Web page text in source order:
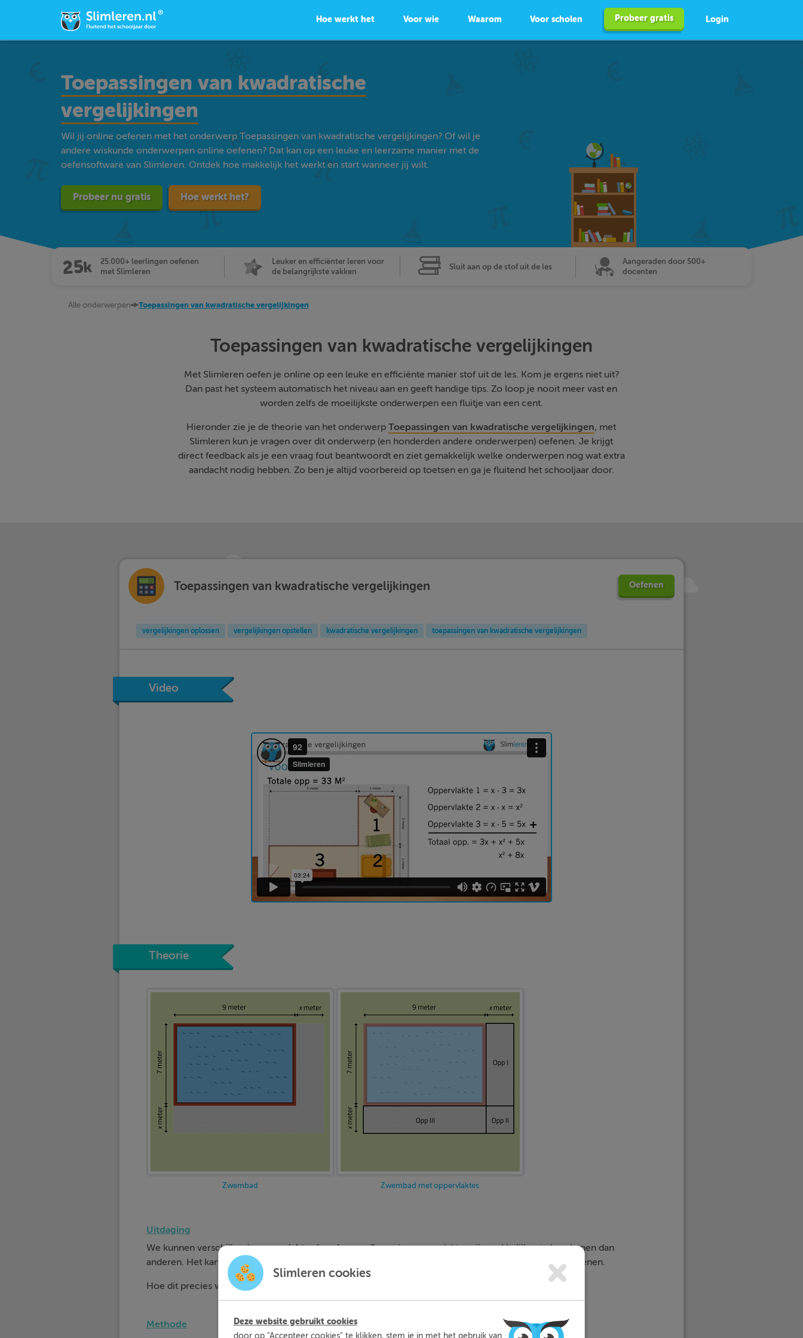
Hoe werkt het Voor wie Waarom Voor scholen Probeer gratis Login
Toepassingen van kwadratische
vergelijkingen
Wil jij online oefenen met het onderwerp Toepassingen van kwadratische vergelijkingen? Of wil je
andere wiskunde onderwerpen online oefenen? Dat kan op een leuke en leerzame manier met de
oefensoftware van Slimleren. Ontdek hoe makkelijk het werkt en start wanneer jij wilt.
Probeer nu gratis Hoe werkt het?
25.000+ leerlingen oefenen
met Slimleren
Leuker en efficiënter leren voor
de belangrijkste vakken
Sluit aan op de stof uit de les
Aangeraden door 500+
docenten
Alle onderwerpen Toepassingen van kwadratische vergelijkingen
Toepassingen van kwadratische vergelijkingen
Met Slimleren oefen je online op een leuke en efficiënte manier stof uit de les. Kom je ergens niet uit?
Dan past het systeem automatisch het niveau aan en geeft handige tips. Zo loop je nooit meer vast en
worden zelfs de moeilijkste onderwerpen een fluitje van een cent.
Hieronder zie je de theorie van het onderwerpToepassingen van kwadratische vergelijkingen, met
Slimleren kun je vragen over dit onderwerp (en honderden andere onderwerpen) oefenen. Je krijgt
direct feedback als je een vraag fout beantwoordt en ziet gemakkelijk welke onderwerpen nog wat extra
aandacht nodig hebben. Zo ben je altijd voorbereid op toetsen en ga je fluitend het schooljaar door.
Toepassingen van kwadratische vergelijkingen Oefenen
vergelijkingen oplossen vergelijkingen opstellen kwadratische vergelijkingen toepassingen van kwadratische vergelijkingen
Video
Theorie
Zwembad Zwembad met oppervlaktes
Uitdaging
We kunnen verschillendeoppervlaktes berekenen. Sommige oppervlaktes zijn makkelijker te berekenen dan
anderen. Het kan nodig zijn om een
op te stellen om zo een oppervlakte te kunnen berekenen.
Hoe dit precies werkt leggen we je uit in deze theorie.
Methode
Slimleren cookies
Deze website gebruikt cookies
door op "Accepteer cookies" te klikken, stem je in met het gebruik van